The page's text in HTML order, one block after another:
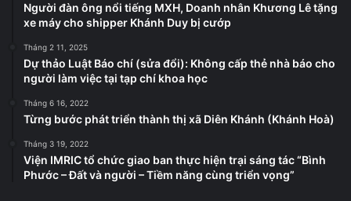
Người đàn ông nổi tiếng MXH, Doanh nhân Khương Lê tặng
xe máy cho shipper Khánh Duy bị cướp
Tháng 2 11, 2025
Dự thảo Luật Báo chí (sửa đổi): Không cấp thẻ nhà báo cho
người làm việc tại tạp chí khoa học
Tháng 6 16, 2022
Từng bước phát triển thành thị xã Diên Khánh (Khánh Hoà)
Tháng 3 19, 2022
Viện IMRIC tổ chức giao ban thực hiện trại sáng tác “Bình
Phước – Đất và người – Tiềm năng cùng triển vọng”